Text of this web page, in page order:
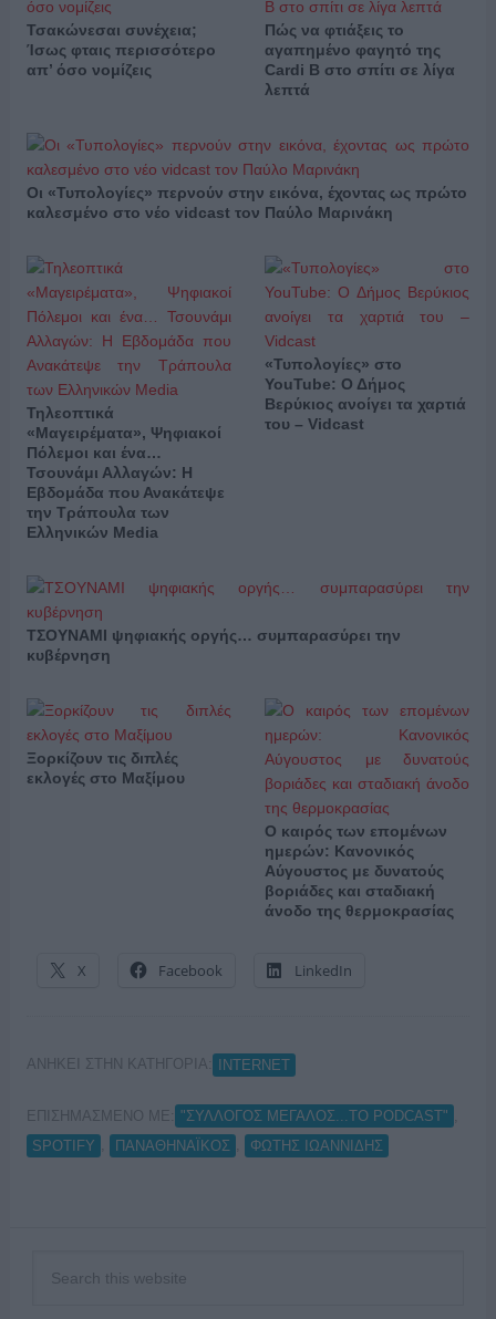
Τσακώνεσαι συνέχεια;
Ίσως φταις περισσότερο
απ’ όσο νομίζεις
Πώς να φτιάξεις το
αγαπημένο φαγητό της
Cardi B στο σπίτι σε λίγα
λεπτά
Οι «Τυπολογίες» περνούν στην εικόνα, έχοντας ως πρώτο
καλεσμένο στο νέο vidcast τον Παύλο Μαρινάκη
Τηλεοπτικά
«Μαγειρέματα», Ψηφιακοί
Πόλεμοι και ένα…
Τσουνάμι Αλλαγών: Η
Εβδομάδα που Ανακάτεψε
την Τράπουλα των
Ελληνικών Media
«Τυπολογίες» στο
YouTube: Ο Δήμος
Βερύκιος ανοίγει τα χαρτιά
του – Vidcast
ΤΣΟΥΝΑΜΙ ψηφιακής οργής… συμπαρασύρει την
κυβέρνηση
Ξορκίζουν τις διπλές
εκλογές στο Μαξίμου
Ο καιρός των επομένων
ημερών: Κανονικός
Αύγουστος με δυνατούς
βοριάδες και σταδιακή
άνοδο της θερμοκρασίας
X Facebook LinkedIn
ΑΝΗΚΕΙ ΣΤΗΝ ΚΑΤΗΓΟΡΙΑ: INTERNET
ΕΠΙΣΗΜΑΣΜΕΝΟ ΜΕ: "ΣΥΛΛΟΓΟΣ ΜΕΓΑΛΟΣ...ΤΟ PODCAST"
SPOTIFY
ΠΑΝΑΘΗΝΑΪΚΟΣ ΦΩΤΗΣ ΙΩΑΝΝΙΔΗΣ